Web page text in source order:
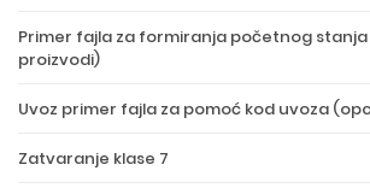
Primer fajla za formiranja početnog
proizvodi)
Uvoz primer fajla za pomoć kod uvoza
Zatvaranje klase 7